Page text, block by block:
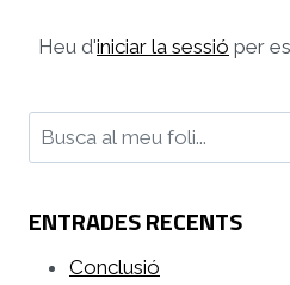
Heu d'iniciar la sessió per
Cerca
ENTRADES RECENTS
Conclusió